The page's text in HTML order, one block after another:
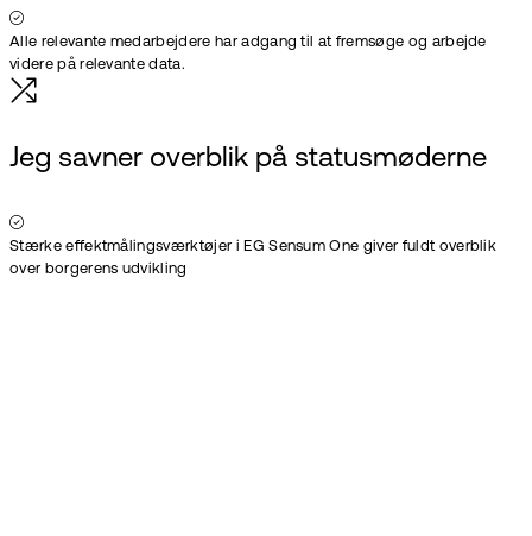
Alle relevante medarbejdere har adgang til at fremsøge og arbejde
videre på relevante data.
Jeg savner overblik på statusmøderne
Stærke effektmålingsværktøjer i EG Sensum One giver fuldt overblik
over borgerens udvikling